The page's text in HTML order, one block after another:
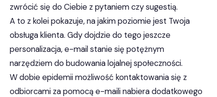
zwrócić się do Ciebie z pytaniem czy sugestią.
A to z kolei pokazuje, na jakim poziomie jest Twoja
obsługa klienta. Gdy dojdzie do tego jeszcze
personalizacja, e-mail stanie się potężnym
narzędziem do budowania lojalnej społeczności.
W dobie epidemii możliwość kontaktowania się z
odbiorcami za pomocą e-maili nabiera dodatkowego